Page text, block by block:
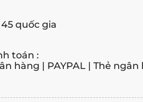
quốc gia
toán :
hàng | PAYPAL | Thẻ ngân